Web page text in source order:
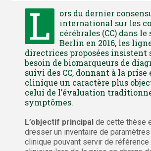
L
ors du dernier
international sur les
cérébrales (CC) dans
Berlin en 2016, les
directrices proposées insistent
besoin de biomarqueurs de
suivi des CC, donnant à la prise
clinique un caractère plus
celui de l’évaluation
symptômes.
L’objectif principal de cette thèse
dresser un inventaire de paramètres
clinique pouvant servir de référence